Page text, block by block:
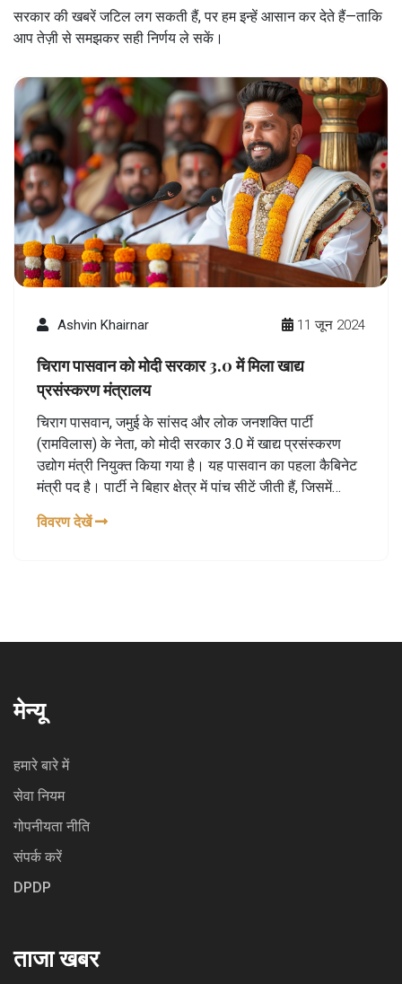
सरकार की खबरें जटिल लग सकती हैं, पर हम इन्हें आसान कर देते हैं—ताकि
आप तेज़ी से समझकर सही निर्णय ले सकें।
Ashvin Khairnar 11 जून 2024
चिराग पासवान को मोदी सरकार 3.0 में मिला खाद्य
प्रसंस्करण मंत्रालय
चिराग पासवान, जमुई के सांसद और लोक जनशक्ति पार्टी
(रामविलास) के नेता, को मोदी सरकार 3.0 में खाद्य प्रसंस्करण
उद्योग मंत्री नियुक्त किया गया है। यह पासवान का पहला कैबिनेट
मंत्री पद है। पार्टी ने बिहार क्षेत्र में पांच सीटें जीती हैं, जिसमें
प्रधानमंत्री नरेंद्र मोदी को इस अवसर के लिए आभार व्यक्त किया
विवरण देखें
मेन्यू
हमारे बारे में
सेवा नियम
गोपनीयता नीति
संपर्क करें
DPDP
ताजा खबर